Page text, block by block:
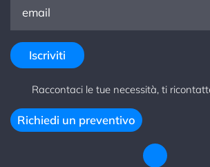
Raccontaci le tue necessità, ti
Richiedi un preventivo